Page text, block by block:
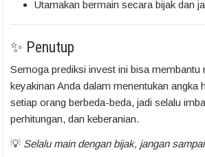
Utamakan bermain secara bijak dan
✨ Penutup
Semoga prediksi invest ini bisa membantu
keyakinan Anda dalam menentukan angka
setiap orang berbeda-beda, jadi selalu
perhitungan, dan keberanian.
💡 Selalu main dengan bijak, jangan